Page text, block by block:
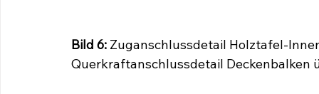
Bild 6: Zuganschlussdetail Holztafel-
Querkraftanschlussdetail Deckenbalken